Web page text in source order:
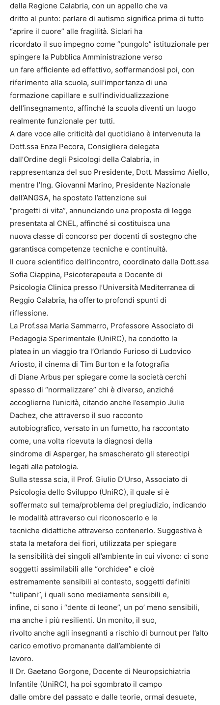
della Regione Calabria, con un appello che va
dritto al punto: parlare di autismo significa prima di tutto
“aprire il cuore” alle fragilità. Siclari ha
ricordato il suo impegno come “pungolo” istituzionale per
spingere la Pubblica Amministrazione verso
un fare efficiente ed effettivo, soffermandosi poi, con
riferimento alla scuola, sull’importanza di una
formazione capillare e sull’individualizzazione
dell’insegnamento, affinché la scuola diventi un luogo
realmente funzionale per tutti.
A dare voce alle criticità del quotidiano è intervenuta la
Dott.ssa Enza Pecora, Consigliera delegata
dall’Ordine degli Psicologi della Calabria, in
rappresentanza del suo Presidente, Dott. Massimo Aiello,
mentre l’Ing. Giovanni Marino, Presidente Nazionale
dell’ANGSA, ha spostato l’attenzione sui
“progetti di vita”, annunciando una proposta di legge
presentata al CNEL, affinché si costituisca una
nuova classe di concorso per docenti di sostegno che
garantisca competenze tecniche e continuità.
Il cuore scientifico dell’incontro, coordinato dalla Dott.ssa
Sofia Ciappina, Psicoterapeuta e Docente di
Psicologia Clinica presso l’Università Mediterranea di
Reggio Calabria, ha offerto profondi spunti di
riflessione.
La Prof.ssa Maria Sammarro, Professore Associato di
Pedagogia Sperimentale (UniRC), ha condotto la
platea in un viaggio tra l’Orlando Furioso di Ludovico
Ariosto, il cinema di Tim Burton e la fotografia
di Diane Arbus per spiegare come la società cerchi
spesso di “normalizzare” chi è diverso, anziché
accoglierne l’unicità, citando anche l’esempio Julie
Dachez, che attraverso il suo racconto
autobiografico, versato in un fumetto, ha raccontato
come, una volta ricevuta la diagnosi della
sindrome di Asperger, ha smascherato gli stereotipi
legati alla patologia.
Sulla stessa scia, il Prof. Giulio D’Urso, Associato di
Psicologia dello Sviluppo (UniRC), il quale si è
soffermato sul tema/problema del pregiudizio, indicando
le modalità attraverso cui riconoscerlo e le
tecniche didattiche attraverso contenerlo. Suggestiva è
stata la metafora dei fiori, utilizzata per spiegare
la sensibilità dei singoli all’ambiente in cui vivono: ci sono
soggetti assimilabili alle “orchidee” e cioè
estremamente sensibili al contesto, soggetti definiti
“tulipani”, i quali sono mediamente sensibili e,
infine, ci sono i “dente di leone”, un po’ meno sensibili,
ma anche i più resilienti. Un monito, il suo,
rivolto anche agli insegnanti a rischio di burnout per l’alto
carico emotivo promanante dall’ambiente di
lavoro.
Il Dr. Gaetano Gorgone, Docente di Neuropsichiatria
Infantile (UniRC), ha poi sgombrato il campo
dalle ombre del passato e dalle teorie, ormai desuete,